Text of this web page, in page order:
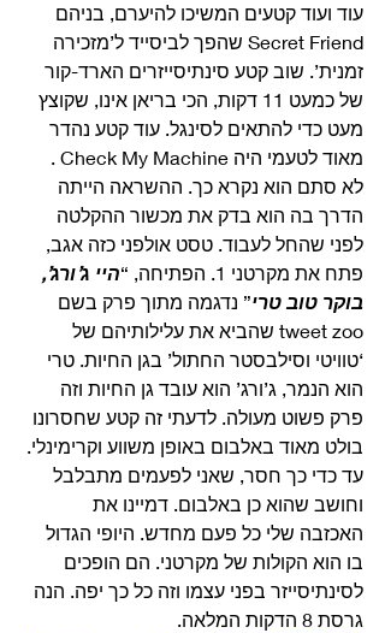
עוד ועוד קטעים המשיכו להיערם, בניהם
Secret Friend שהפך לביסייד ל’מזכירה
זמנית’. שוב קטע סינתיסייזרים הארד-קור
של כמעט 11 דקות, הכי בריאן אינו, שקוצץ
מעט כדי להתאים לסינגל. עוד קטע נהדר
מאוד לטעמי היה Check My Machine .
לא סתם הוא נקרא כך. ההשראה הייתה
הדרך בה הוא בדק את מכשור ההקלטה
לפני שהחל לעבוד. טסט אולפני כזה אגב,
פתח את מקרטני 1. הפתיחה, “
היי ג’ורג’,
בוקר טוב טרי” נדגמה מתוך פרק בשם
tweet zoo שהביא את עלילותיהם של
‘טוויטי וסילבסטר החתול’ בגן החיות. טרי
הוא הנמר, ג’ורג’ הוא עובד גן החיות וזה
פרק פשוט מעולה. לדעתי זה קטע שחסרונו
בולט מאוד באלבום באופן משווע וקרימינלי.
עד כדי כך חסר, שאני לפעמים מתבלבל
וחושב שהוא כן באלבום. דמיינו את
האכזבה שלי כל פעם מחדש. היופי הגדול
בו הוא הקולות של מקרטני. הם הופכים
לסינתיסייזר בפני עצמו וזה כל כך יפה. הנה
גרסת 8 הדקות המלאה.